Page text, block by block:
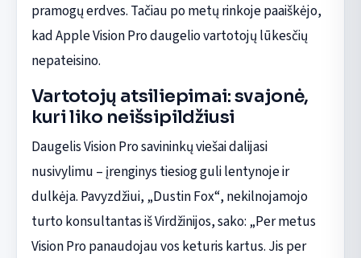
pramogų erdves. Tačiau po metų rinkoje paaiškėjo,
kad Apple Vision Pro daugelio vartotojų lūkesčių
nepateisino.
Vartotojų atsiliepimai: svajonė,
kuri liko neišsipildžiusi
Daugelis Vision Pro savininkų viešai dalijasi
nusivylimu – įrenginys tiesiog guli lentynoje ir
dulkėja. Pavyzdžiui, „Dustin Fox“, nekilnojamojo
turto konsultantas iš Virdžinijos, sako: „Per metus
Vision Pro panaudojau vos keturis kartus. Jis per